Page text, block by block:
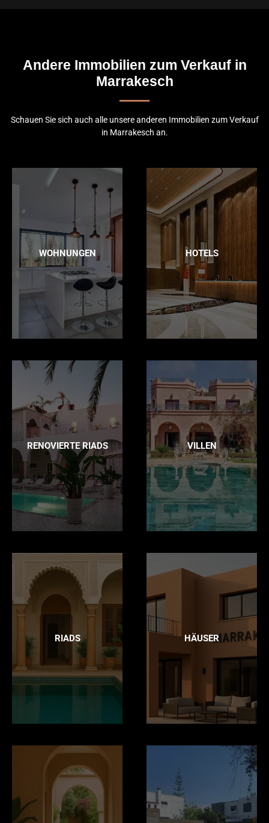
Andere Immobilien zum Verkauf in
Marrakesch
Schauen Sie sich auch alle unsere anderen Immobilien zum Verkauf
in Marrakesch an.
WOHNUNGEN HOTELS
RENOVIERTE RIADS VILLEN
RIADS HÄUSER